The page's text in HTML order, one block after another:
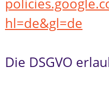
hl=de&gl=de
Die DSGVO